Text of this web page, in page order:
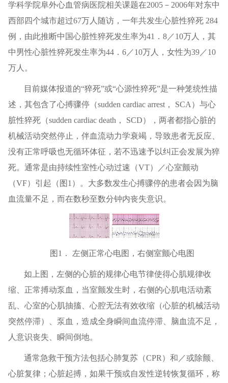
学科学院阜外心血管病医院相关课题在2005－2006年对东中
西部四个城市超过67万人随访，一年共发生心脏性猝死 284
例，由此推断中国心脏性猝死发生率为41．8／10万人，其
中男性心脏性猝死发生率为44．6／10万人，女性为39／10
万人。
目前媒体报道的“猝死”或“心源性猝死”是一种笼统性描
述，其包含了心搏骤停（sudden cardiac arrest， SCA）与心
脏性猝死（sudden cardiac death， SCD），两者都指心脏的
机械活动突然停止，伴血流动力学衰竭，导致患者无反应、
没有正常呼吸也无循环体征，若不迅速予以纠正会发展为猝
死。通常是由持续性室性心动过速（VT）／心室颤动
（VF）引起（图1）。大多数发生心搏骤停的患者会因为脑
血流量不足，而在数秒至数分钟内丧失意识。
图1． 左侧正常心电图，右侧室颤心电图
如上图，左侧的心脏的规律心电节律使得心肌规律收
缩、正常搏动泵血，当室颤发生时，右侧的心肌电活动紊
乱、心室的心肌抽搐、心腔无法有效收缩（心脏的机械活动
突然停滞）、泵血，造成全身瞬间血流停滞、脑血流不足，
人意识丧失、瞬间倒地。
通常急救干预方法包括心肺复苏（CPR）和／或除颤、
心脏复律；心脏起搏，如果干预或自发性逆转恢复循环，称